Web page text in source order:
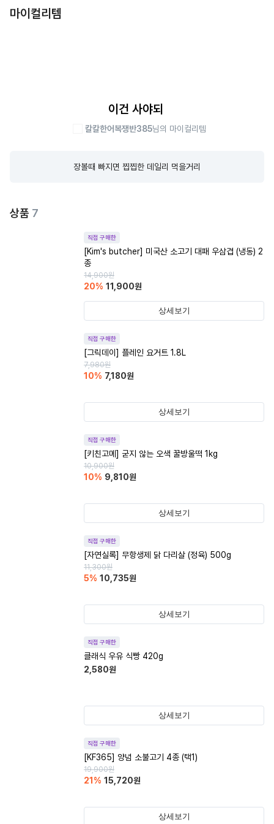
마이컬리템
이건 사야되
칼칼한어복쟁반385님의 마이컬리템
장볼때 빠지면 찝찝한 데일리 먹을거리
상품 7
직접 구매한
[Kim's butcher] 미국산 소고기 대패 우삼겹 (냉동) 2
종
14,900원
20% 11,900원
상세보기
직접 구매한
[그릭데이] 플레인 요거트 1.8L
7,980원
10% 7,180원
상세보기
직접 구매한
[키친고메] 굳지 않는 오색 꿀방울떡 1kg
10,900원
10% 9,810원
상세보기
직접 구매한
[자연실록] 무항생제 닭 다리살 (정육) 500g
11,300원
5% 10,735원
상세보기
직접 구매한
클래식 우유 식빵 420g
2,580원
상세보기
직접 구매한
[KF365] 양념 소불고기 4종 (택1)
19,900원
21 % 15,720원
상세보기